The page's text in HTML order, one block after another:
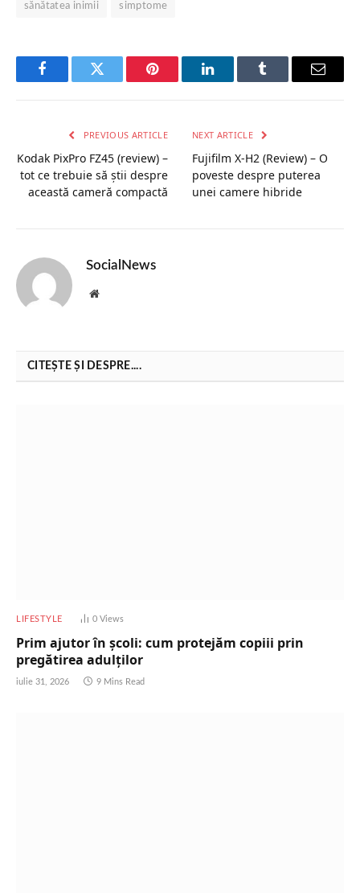
sănătatea inimii simptome
FacebookTwitter Pinterest LinkedInTumblr Email
PREVIOUS ARTICLE
Kodak PixPro FZ45 (review) –
tot ce trebuie să știi despre
această cameră compactă
NEXT ARTICLE
Fujifilm X-H2 (Review) – O
poveste despre puterea
unei camere hibride
SocialNews
Website
CITEȘTE ȘI DESPRE....
LIFESTYLE 0 Views
Prim ajutor în școli: cum protejăm copiii prin
pregătirea adulților
iulie 31, 2026 9 Mins Read